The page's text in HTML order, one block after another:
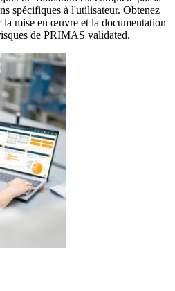
spécifiques à l'utilisateur. Obtenez
la mise en œuvre et la documentation
de PRIMAS validated.